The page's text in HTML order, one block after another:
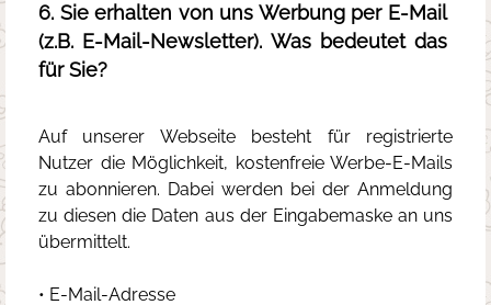
6. Sie erhalten von uns Werbung per E-Mail
(z.B. E-Mail-Newsletter). Was bedeutet das
für Sie?
Auf unserer Webseite besteht für registrierte
Nutzer die Möglichkeit, kostenfreie Werbe-E-Mails
zu abonnieren. Dabei werden bei der Anmeldung
zu diesen die Daten aus der Eingabemaske an uns
übermittelt.
• E-Mail-Adresse